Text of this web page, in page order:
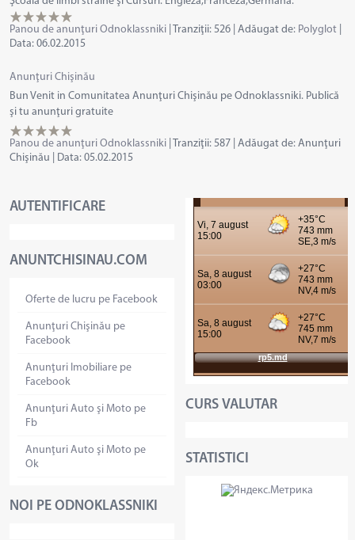
Panou de anunţuri Odnoklassniki| Tranziţii: 526 Adăugat de: Polyglot
Data: 06.02.2015
Anunţuri Chişinău
Bun Venit in Comunitatea Anunţuri Chişinău pe Odnoklassniki. Publică
şi tu anunţuri gratuite
Panou de anunţuri Odnoklassniki| Tranziţii: 587 Adăugat de: Anunţuri
Chişinău
Data: 05.02.2015
AUTENTIFICARE
ANUNTCHISINAU.COM
Oferte de lucru pe Facebook
Anunţuri Chişinău pe
Facebook
Anunţuri Imobiliare pe
Facebook
Anunţuri Auto şi Moto pe
Fb
Anunţuri Auto şi Moto pe
Ok
NOI PE ODNOKLASSNIKI
CURS VALUTAR
STATISTICI